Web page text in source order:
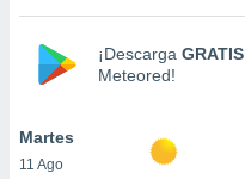
aceptar
de
¡Descarga GRATIS
Meteored!
Martes
11 Ago